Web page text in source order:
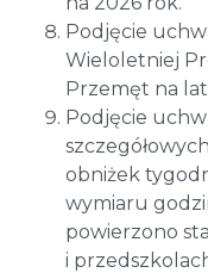
Podjęcie
Wieloletniej
Przemęt na
Podjęcie
obniżek
wymiaru
powierzono
i